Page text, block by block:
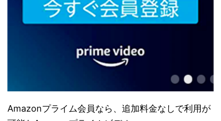
Amazonプライム会員なら、追加料金なしで利用が